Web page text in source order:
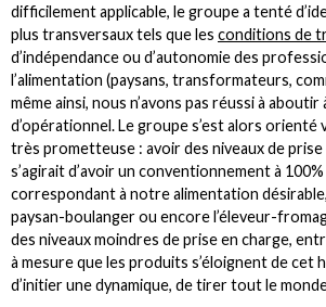
difficilement applicable, le groupe a tenté
plus transversaux tels que les conditions de
d’indépendance ou d’autonomie des
l’alimentation (paysans, transformateurs,
même ainsi, nous n’avons pas réussi à
d’opérationnel. Le groupe s’est alors orienté
très prometteuse : avoir des niveaux de prise
s’agirait d’avoir un conventionnement à
correspondant à notre alimentation
paysan-boulanger ou encore l’éleveur-
des niveaux moindres de prise en charge,
à mesure que les produits s’éloignent de cet
d’initier une dynamique, de tirer tout le